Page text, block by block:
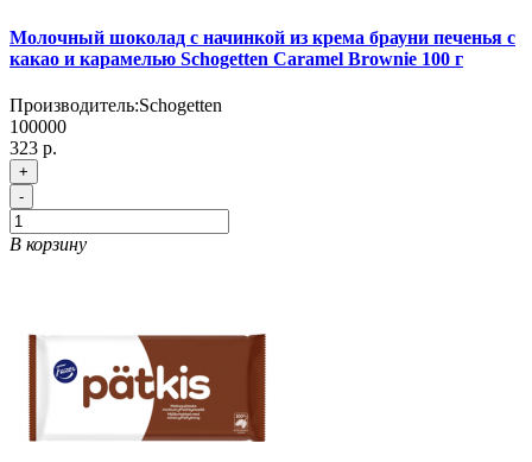
Молочный шоколад с начинкой из крема брауни печенья с
какао и карамелью Schogetten Caramel Brownie 100 г
Производитель:Schogetten
100000
323 р.
+
-
В корзину